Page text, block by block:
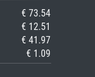
€ 73.54
€ 12.51
€ 41.97
€ 1.09